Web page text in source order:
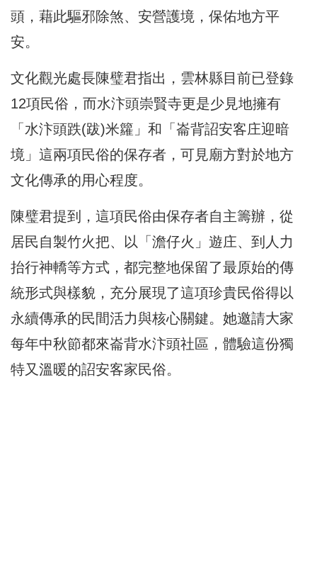
頭，藉此驅邪除煞、安營護境，保佑地方平
安。
文化觀光處長陳璧君指出，雲林縣目前已登錄
12項民俗，而水汴頭崇賢寺更是少見地擁有
「水汴頭跌(跋)米籮」和「崙背詔安客庄迎暗
境」這兩項民俗的保存者，可見廟方對於地方
文化傳承的用心程度。
陳璧君提到，這項民俗由保存者自主籌辦，從
居民自製竹火把、以「澹仔火」遊庄、到人力
抬行神轎等方式，都完整地保留了最原始的傳
統形式與樣貌，充分展現了這項珍貴民俗得以
永續傳承的民間活力與核心關鍵。她邀請大家
每年中秋節都來崙背水汴頭社區，體驗這份獨
特又溫暖的詔安客家民俗。